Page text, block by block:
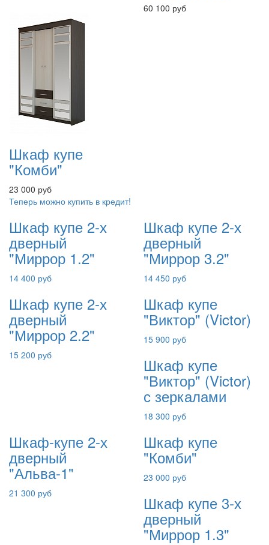
60 100 руб
Шкаф купе
"Комби"
23 000 руб
Теперь можно купить в кредит!
Шкаф купе 2-х
дверный
"Миррор 1.2"
14 400 руб
Шкаф купе 2-х
дверный
"Миррор 3.2"
14 450 руб
Шкаф купе 2-х
дверный
"Миррор 2.2"
15 200 руб
Шкаф купе
"Виктор" (Victor)
15 900 руб
Шкаф купе
"Виктор" (Victor)
с зеркалами
18 300 руб
Шкаф-купе 2-х
дверный
"Альва-1"
21 300 руб
Шкаф купе
"Комби"
23 000 руб
Шкаф купе 3-х
дверный
"Миррор 1.3"